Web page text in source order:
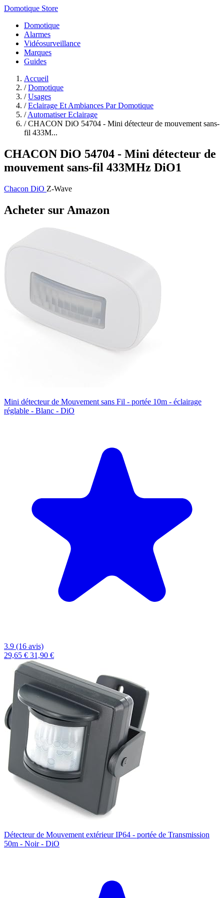
Domotique Store
Domotique
Alarmes
Vidéosurveillance
Marques
Guides
Accueil
/ Domotique
/ Usages
/ Eclairage Et Ambiances Par Domotique
/ Automatiser Eclairage
/ CHACON DiO 54704 - Mini détecteur de mouvement sans-
fil 433M...
CHACON DiO 54704 - Mini détecteur de
mouvement sans-fil 433MHz DiO1
Chacon DiO Z-Wave
Acheter sur Amazon
Mini détecteur de Mouvement sans Fil - portée 10m - éclairage
réglable - Blanc - DiO
3.9 (16 avis)
29,65 € 31,90 €
Détecteur de Mouvement extérieur IP64 - portée de Transmission
50m - Noir - DiO